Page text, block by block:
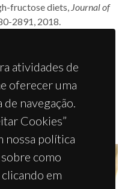
fructose diets, Journal of
2891, 2018.
atividades de
oferecer uma
navegação.
Cookies”
nossa política
como
em